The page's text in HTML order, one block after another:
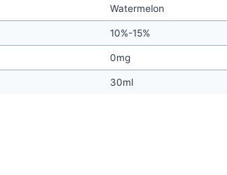
Watermelon
10%-15%
0mg
30ml